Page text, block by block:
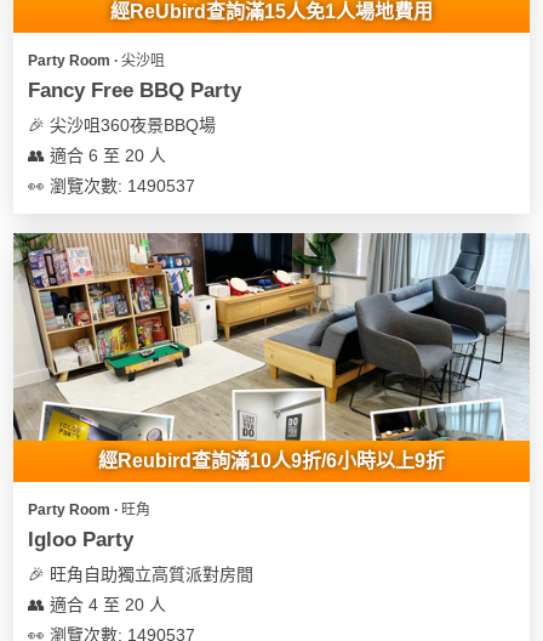
經ReUbird查詢滿15人免1人場地費用
Party Room ∙ 尖沙咀
Fancy Free BBQ Party
🎉 尖沙咀360夜景BBQ場
👥 適合 6 至 20 人
👀 瀏覽次數: 1490537
經Reubird查詢滿10人9折/6小時以上9折
Party Room ∙ 旺角
Igloo Party
🎉 旺角自助獨立高質派對房間
👥 適合 4 至 20 人
👀 瀏覽次數: 1490537